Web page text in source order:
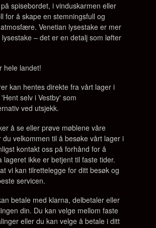
spisebordet, i vinduskarmen eller
for å skape en stemningsfull og
atmosfære.Venetian lysestake er mer
– det er en detalj som løfter
hele landet!
kan hentes direkte fra vårt lager i
selv i Vestby' som
ved utsjekk.
å se eller prøve møblene våre
du velkommen til å besøke vårt lager i
kontakt oss på forhånd for å
lageret ikke er betjent til faste tider.
vi kan tilrettelegge for ditt besøk og
servicen.
betale med klarna, delbetaler eller
din. Du kan velge mellom faste
eller du kan velge å betale i ditt